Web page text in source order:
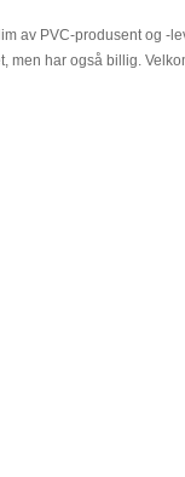
av PVC-produsent og -
har også billig.